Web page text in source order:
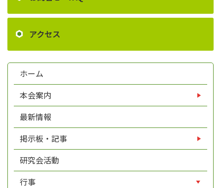
アクセス
ホーム
本会案内
最新情報
掲示板・記事
研究会活動
行事